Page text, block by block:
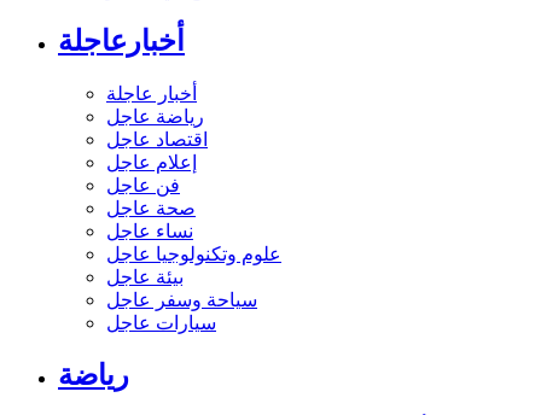
أخبارعاجلة
أخبار عاجلة
رياضة عاجل
اقتصاد عاجل
إعلام عاجل
فن عاجل
صحة عاجل
نساء عاجل
علوم وتكنولوجيا عاجل
بيئة عاجل
سياحة وسفر عاجل
سيارات عاجل
رياضة